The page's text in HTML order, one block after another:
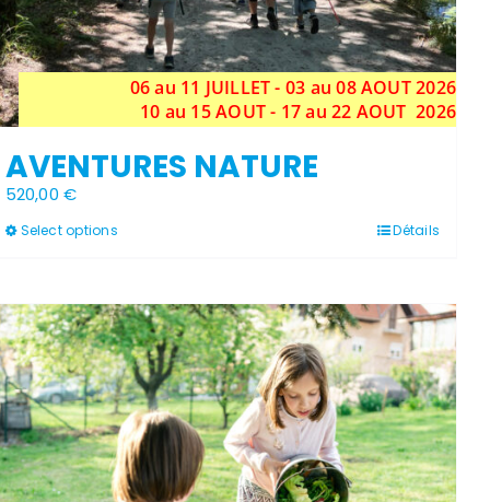
06 au 11 JUILLET - 03 au 08 AOUT 2026
10 au 15 AOUT - 17 au 22 AOUT 2026
AVENTURES NATURE
520,00€
Select optionsCe
variations.
Les
options
peuvent
être
choisies
sur
la
page
du
Détails